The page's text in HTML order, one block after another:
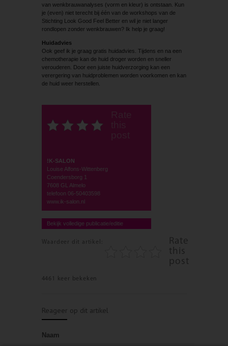
van wenkbrauwanalyses (vorm en kleur) is ontstaan. Kun
je (even) niet terecht bij één van de workshops van de
Stichting Look Good Feel Better en wil je niet langer
rondlopen zonder wenkbrauwen? Ik help je graag!
Huidadvies
Ook geef ik je graag gratis huidadvies. Tijdens en na een
chemotherapie kan de huid droger worden en sneller
verouderen. Door een juiste huidverzorging kan een
verergering van huidproblemen worden voorkomen en kan
de huid weer herstellen.
!K-SALON
Louise Alfons-Wittenberg
Coendersborg 1
7608 GL Almelo
telefoon 06-50403598
www.ik-salon.nl
Bekijk volledige publicatie/editie
Waardeer dit artikel:
Rate
this
post
4461 keer bekeken
Reageer op dit artikel
Naam